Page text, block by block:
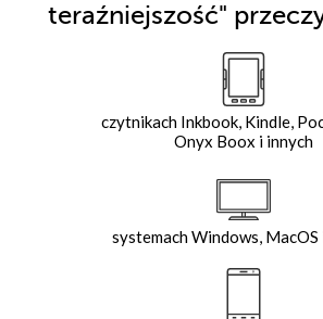
teraźniejszość"
czytnikach Inkbook, Kindle,
Onyx Boox i innych
systemach Windows, MacOS